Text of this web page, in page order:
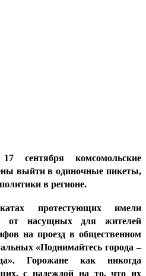
сентября комсомольские
выйти в одиночные пикеты,
в регионе.
протестующих имели
от насущных для жителей
на проезд в общественном
«Поднимайтесь города –
Горожане как никогда
с надеждой на то, что их